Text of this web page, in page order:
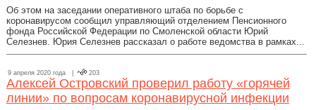
Об этом на заседании оперативного штаба по борьбе с
коронавирусом сообщил управляющий отделением Пенсионного
фонда Российской Федерации по Смоленской области Юрий
Селезнев. Юрия Селезнев рассказал о работе ведомства в рамках...
9 апреля 2020 года | 203
Алексей Островский проверил работу «горячей
линии» по вопросам коронавирусной инфекции